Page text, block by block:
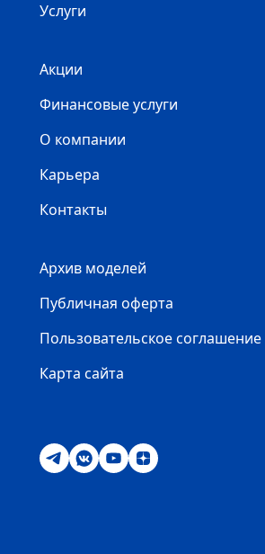
Услуги
Акции
Финансовые услуги
О компании
Карьера
Контакты
Архив моделей
Публичная оферта
Пользовательское соглашение
Карта сайта